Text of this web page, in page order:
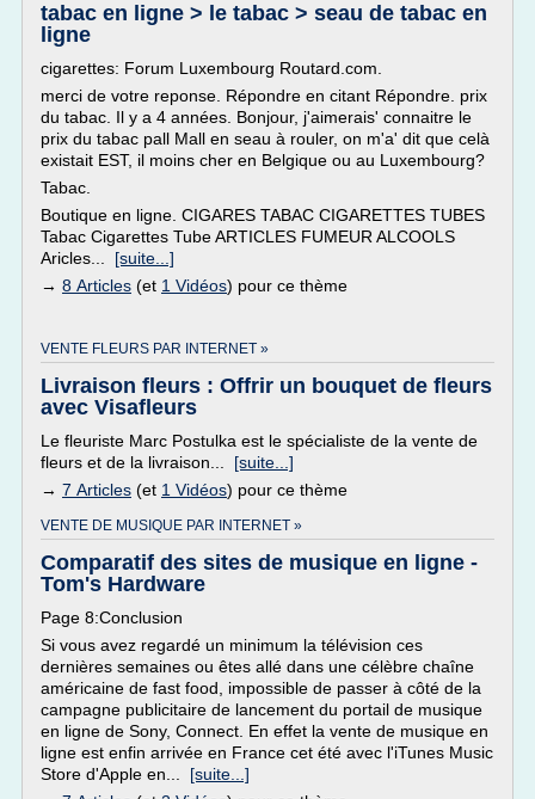
tabac en ligne > le tabac > seau de tabac en
ligne
cigarettes: Forum Luxembourg Routard.com.
merci de votre reponse. Répondre en citant Répondre. prix
du tabac. Il y a 4 années. Bonjour, j'aimerais' connaitre le
prix du tabac pall Mall en seau à rouler, on m'a' dit que celà
existait EST, il moins cher en Belgique ou au Luxembourg?
Tabac.
Boutique en ligne. CIGARES TABAC CIGARETTES TUBES
Tabac Cigarettes Tube ARTICLES FUMEUR ALCOOLS
Aricles... [suite...]
→ 8 Articles (et 1 Vidéos) pour ce thème
VENTE FLEURS PAR INTERNET »
Livraison fleurs : Offrir un bouquet de fleurs
avec Visafleurs
Le fleuriste Marc Postulka est le spécialiste de la vente de
fleurs et de la livraison... [suite...]
→ 7 Articles (et 1 Vidéos) pour ce thème
VENTE DE MUSIQUE PAR INTERNET »
Comparatif des sites de musique en ligne -
Tom's Hardware
Page 8:Conclusion
Si vous avez regardé un minimum la télévision ces
dernières semaines ou êtes allé dans une célèbre chaîne
américaine de fast food, impossible de passer à côté de la
campagne publicitaire de lancement du portail de musique
en ligne de Sony, Connect. En effet la vente de musique en
ligne est enfin arrivée en France cet été avec l'iTunes Music
Store d'Apple en... [suite...]